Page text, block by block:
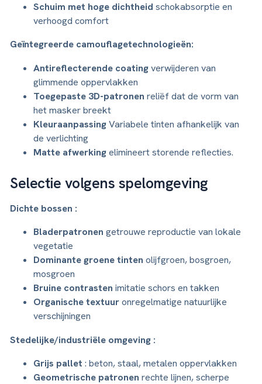
Schuim met hoge dichtheid schokabsorptie en
verhoogd comfort
Geïntegreerde camouflagetechnologieën:
Antireflecterende coatingverwijderen van
glimmende oppervlakken
Toegepaste 3D-patronen reliëf dat de vorm van
het masker breekt
KleuraanpassingVariabele tinten afhankelijk van
de verlichting
Matte afwerkingelimineert storende reflecties.
Selectie volgens spelomgeving
Dichte bossen :
Bladerpatronen getrouwe reproductie van lokale
vegetatie
Dominante groene tinten olijfgroen, bosgroen,
mosgroen
Bruine contrasten imitatie schors en takken
Organische textuuronregelmatige natuurlijke
verschijningen
Stedelijke/industriële omgeving :
Grijs pallet : beton, staal, metalen oppervlakken
Geometrische patronen rechte lijnen, scherpe